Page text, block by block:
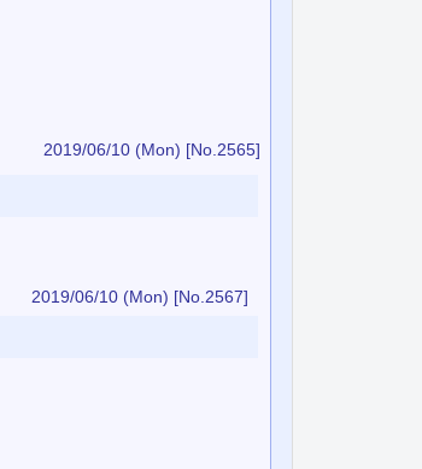
2019/06/10 (Mon) [No.2565]
2019/06/10 (Mon) [No.2567]